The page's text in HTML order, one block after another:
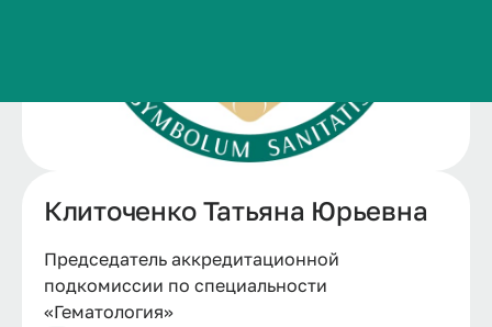
Клиточенко Татьяна Юрьевна
Председатель аккредитационной
подкомиссии по специальности
«Гематология»